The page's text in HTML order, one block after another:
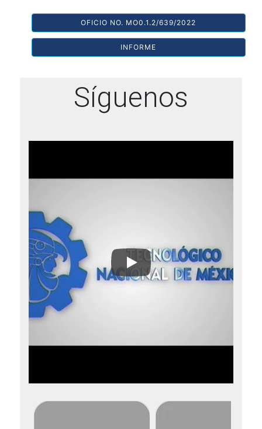
OFICIO NO. MO0.1.2/639/2022
INFORME
Síguenos
Somos TecNM | Video